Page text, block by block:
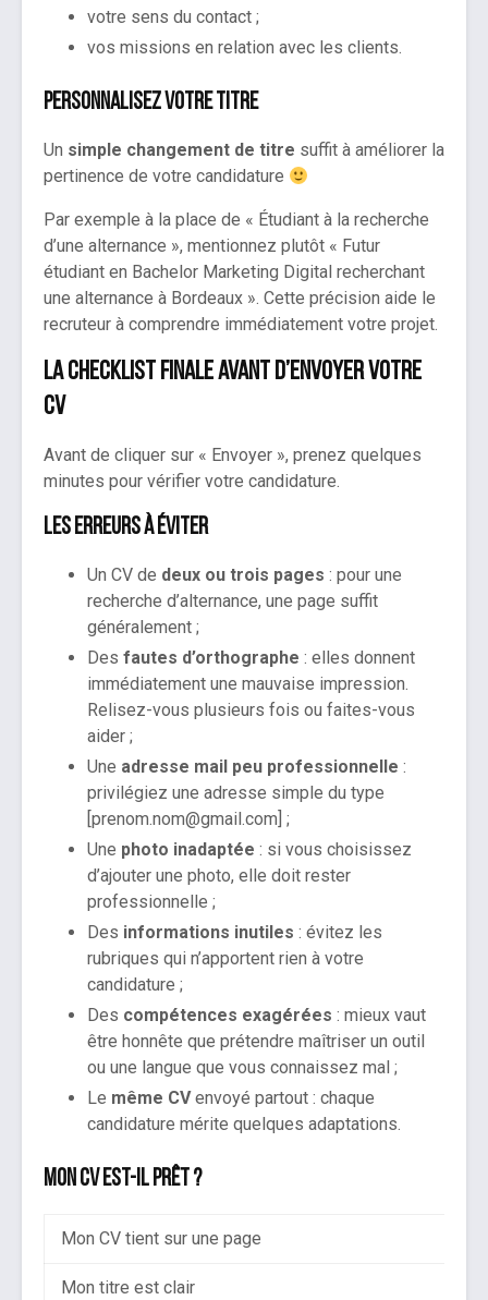
votre sens du contact ;
vos missions en relation avec les clients.
Personnalisez votre titre
Un simple changement de titre suffit à améliorer la
pertinence de votre candidature
Par exemple à la place de « Étudiant à la recherche
d’une alternance », mentionnez plutôt « Futur
étudiant en Bachelor Marketing Digital recherchant
une alternance à Bordeaux ». Cette précision aide le
recruteur à comprendre immédiatement votre projet.
La checklist finale avant d’envoyer votre
CV
Avant de cliquer sur « Envoyer », prenez quelques
minutes pour vérifier votre candidature.
Les erreurs à éviter
Un CV de deux ou trois pages : pour une
recherche d’alternance, une page suffit
généralement ;
Des fautes d’orthographe : elles donnent
immédiatement une mauvaise impression.
Relisez-vous plusieurs fois ou faites-vous
aider ;
Une adresse mail peu professionnelle :
privilégiez une adresse simple du type
[prenom.nom@gmail.com] ;
Une photo inadaptée : si vous choisissez
d’ajouter une photo, elle doit rester
professionnelle ;
Des informations inutiles : évitez les
rubriques qui n’apportent rien à votre
candidature ;
Des compétences exagérées : mieux vaut
être honnête que prétendre maîtriser un outil
ou une langue que vous connaissez mal ;
Le même CVenvoyé partout : chaque
candidature mérite quelques adaptations.
Mon CV est-il prêt ?
Mon CV tient sur une page
Mon titre est clair